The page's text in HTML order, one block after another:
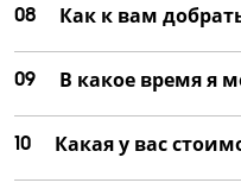
08 Как к вам
09 В какое время я
10 Какая у вас